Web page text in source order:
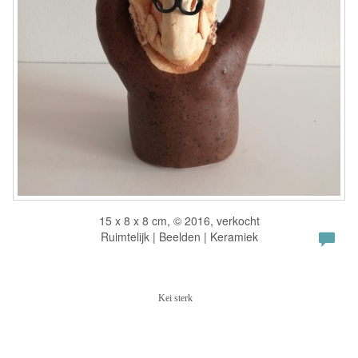
15 x 8 x 8 cm, © 2016, verkocht
Ruimtelijk | Beelden | Keramiek
Kei sterk